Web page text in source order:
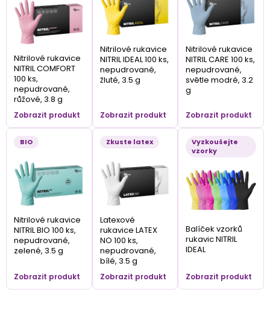
Nitrilové rukavice
NITRIL COMFORT
100 ks,
nepudrované,
růžové, 3.8 g
Zobrazit produkt
Nitrilové rukavice
NITRIL IDEAL 100 ks,
nepudrované,
žluté, 3.5 g
Zobrazit produkt
Nitrilové rukavice
NITRIL CARE 100 ks,
nepudrované,
světle modré, 3.2
g
Zobrazit produkt
BIO
Nitrilové rukavice
NITRIL BIO 100 ks,
nepudrované,
zelené, 3.5 g
Zobrazit produkt
Zkuste latex
Latexové
rukavice LATEX
NO 100 ks,
nepudrované,
bílé, 3.5 g
Zobrazit produkt
Vyzkoušejte
vzorky
Balíček vzorků
rukavic NITRIL
IDEAL
Zobrazit produkt